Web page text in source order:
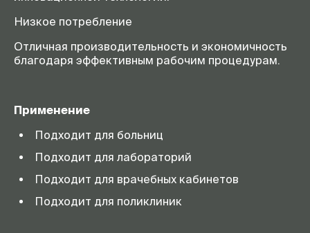
Низкое потребление
Отличная производительность и экономичность
благодаря эффективным рабочим процедурам.
Применение
Подходит для больниц
Подходит для лабораторий
Подходит для врачебных кабинетов
Подходит для поликлиник